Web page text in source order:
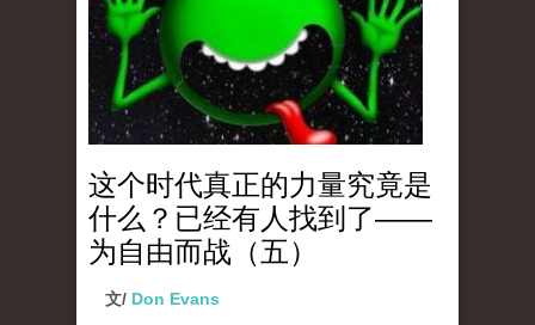
这个时代真正的力量究竟是
什么？已经有人找到了——
为自由而战（五）
文/ Don Evans